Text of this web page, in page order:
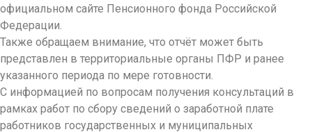
официальном сайте Пенсионного фонда Российской
Федерации.
Также обращаем внимание, что отчёт может быть
представлен в территориальные органы ПФР и ранее
указанного периода по мере готовности.
С информацией по вопросам получения консультаций в
рамках работ по сбору сведений о заработной плате
работников государственных и муниципальных